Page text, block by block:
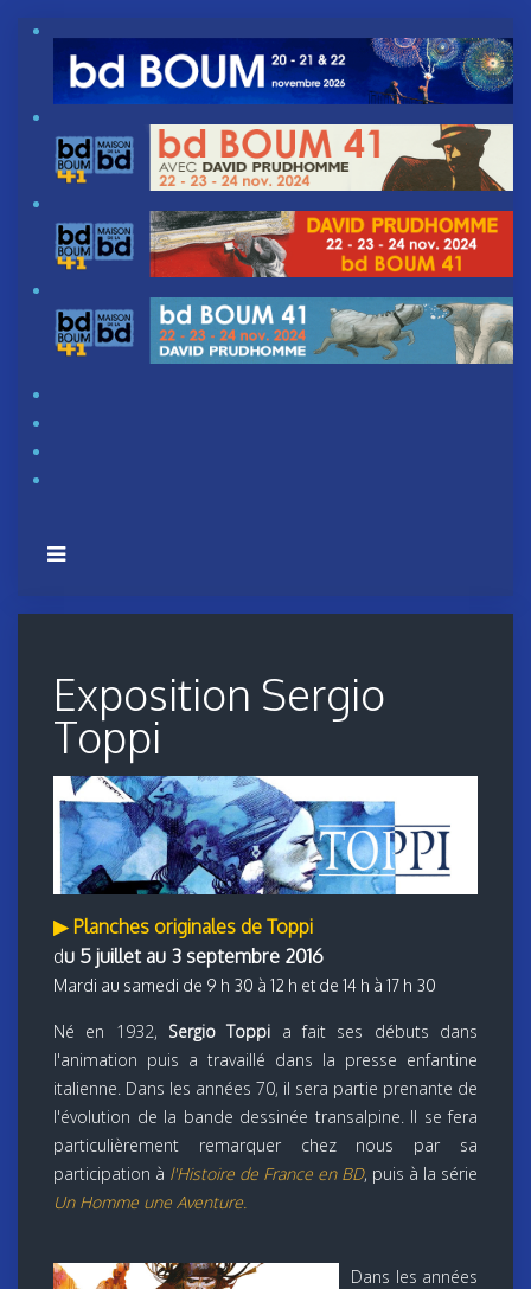
Exposition Sergio
Toppi
▶ Planches originales de Toppi
du 5 juillet au 3 septembre 2016
Mardi au samedi de 9 h 30 à 12 h et de 14 h à 17 h 30
Né en 1932, Sergio Toppi a fait ses débuts dans
l'animation puis a travaillé dans la presse enfantine
italienne. Dans les années 70, il sera partie prenante de
l'évolution de la bande dessinée transalpine. Il se fera
particulièrement remarquer chez nous par sa
participation à l'Histoire de France en BD, puis à la série
Un Homme une Aventure.
Dans les années